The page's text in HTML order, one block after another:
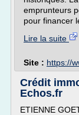
emprunteurs
pour financer
Lire la suite
Site : https://
Crédit
Echos.fr
ETIENNE